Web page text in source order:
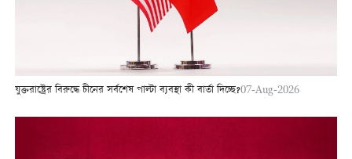
যুক্তরাষ্ট্রের বিরুদ্ধে চীনের সর্বশেষ পাল্টা ব্যবস্থা কী বার্তা দিচ্ছে?07-Aug-2026